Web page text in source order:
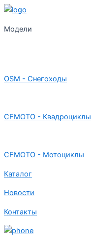
Модели
OSM - Снегоходы
CFMOTO - Квадроциклы
CFMOTO - Мотоциклы
Каталог
Новости
Контакты